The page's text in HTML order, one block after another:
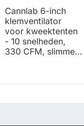
Cannlab 6-inch
klemventilator
voor kweektenten
- 10 snelheden,
330 CFM, slimme...